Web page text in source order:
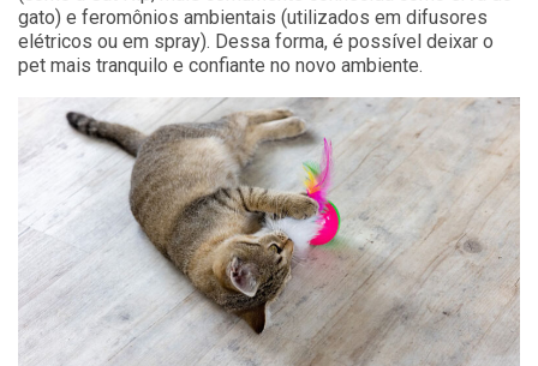
gato) e feromônios ambientais (utilizados em difusores
elétricos ou em spray). Dessa forma, é possível deixar o
pet mais tranquilo e confiante no novo ambiente.